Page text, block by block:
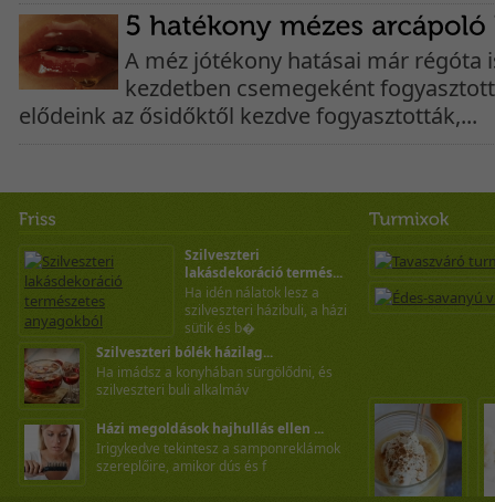
A méz jótékony hatásai már régóta
kezdetben csemegeként
elődeink az ősidőktől kezdve fogyasztották,...
Szilveszteri
lakásdekoráció termés...
Ha idén nálatok lesz a
szilveszteri házibuli, a házi
sütik és b�
Szilveszteri bólék házilag...
Ha imádsz a konyhában sürgölődni, és
szilveszteri buli alkalmáv
Házi megoldások hajhullás ellen ...
Irigykedve tekintesz a samponreklámok
szereplőire, amikor dús és f